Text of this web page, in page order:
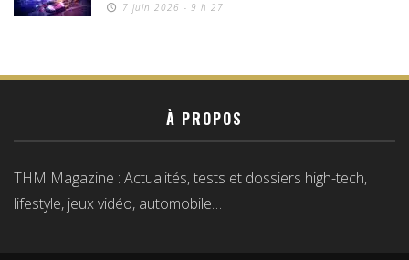
7 juin 2026 - 9 h 27
À PROPOS
THM Magazine : Actualités, tests et dossiers high-tech,
lifestyle, jeux vidéo, automobile…